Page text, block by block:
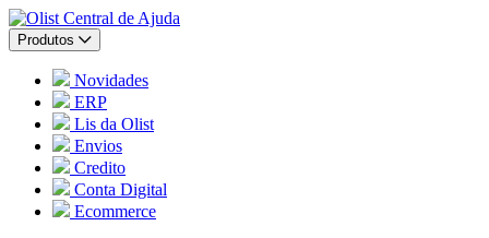
Central de Ajuda
Produtos
Novidades
ERP
Lis da Olist
Envios
Credito
Conta Digital
Ecommerce